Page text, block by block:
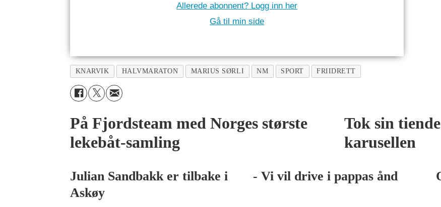
Allerede abonnent? Logg inn her
Gå til min side
KNARVIK HALVMARATON MARIUS SØRLI NM SPORT FRIIDRETT
På Fjordsteam med Norges største
lekebåt-samling
Tok sin
karusellen
Julian Sandbakk er tilbake i
Askøy
- Vi vil drive i pappas ånd